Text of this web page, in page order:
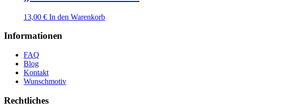
13,00 € In den Warenkorb
Informationen
FAQ
Blog
Kontakt
Wunschmotiv
Rechtliches